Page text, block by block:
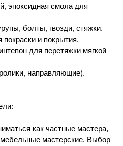
эпоксидная смола для
болты, гвозди, стяжки.
и покрытия.
для перетяжки мягкой
направляющие).
как частные мастера,
мастерские. Выбор